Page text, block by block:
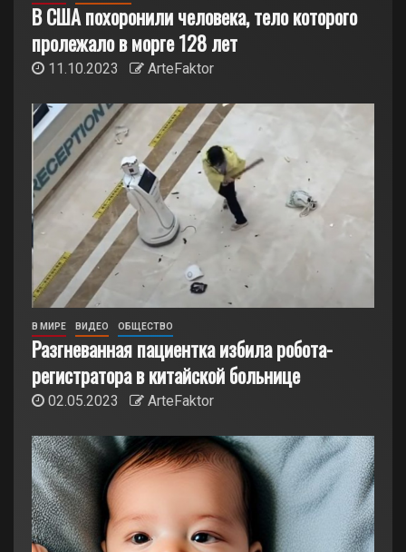
В США похоронили человека, тело которого
пролежало в морге 128 лет
11.10.2023 ArteFaktor
В МИРЕ ВИДЕО ОБЩЕСТВО
Разгневанная пациентка избила робота-
регистратора в китайской больнице
02.05.2023 ArteFaktor